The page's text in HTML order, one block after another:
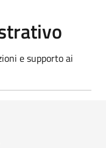
e supporto ai